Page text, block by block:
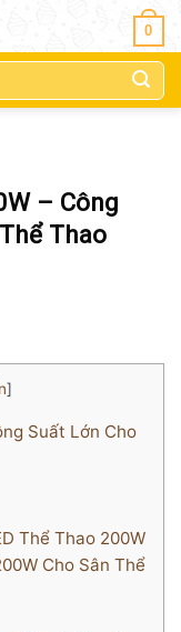
0
– Công
Thao
]
Suất Lớn Cho
Thể Thao 200W
Cho Sân Thể